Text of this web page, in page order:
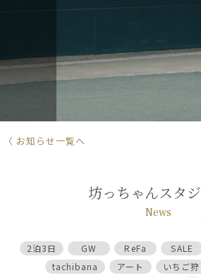
〈 お知らせ一覧へ
坊っちゃんスタ
News
2泊3日 GW ReFa SALE
tachibana
アート いちご狩